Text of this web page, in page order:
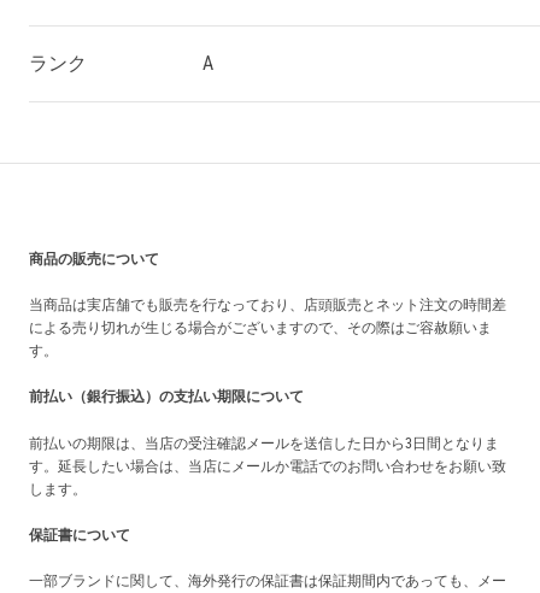
ランク A
商品の販売について
当商品は実店舗でも販売を行なっており、店頭販売とネット注文の時間差
による売り切れが生じる場合がございますので、その際はご容赦願いま
す。
前払い（銀行振込）の支払い期限について
前払いの期限は、当店の受注確認メールを送信した日から3日間となりま
す。延長したい場合は、当店にメールか電話でのお問い合わせをお願い致
します。
保証書について
一部ブランドに関して、海外発行の保証書は保証期間内であっても、メー